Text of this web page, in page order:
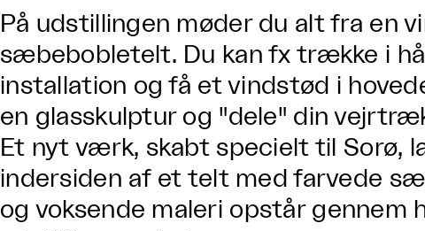
På udstillingen møder du alt fra en
sæbebobletelt. Du kan fx trække i
installation og få et vindstød i
en glasskulptur og "dele" din
Et nyt værk, skabt specielt til Sorø,
indersiden af et telt med farvede
og voksende maleri opstår gennem